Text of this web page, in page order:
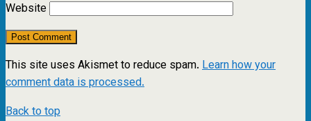
Website
This site uses Akismet to reduce spam. Learn how your
comment data is processed.
Back to top